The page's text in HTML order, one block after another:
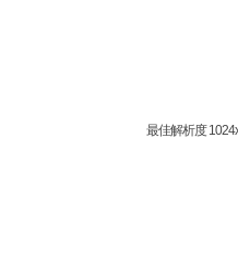
最佳解析度